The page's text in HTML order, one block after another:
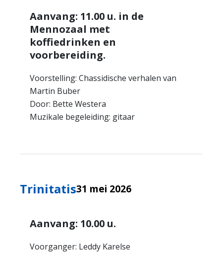
Aanvang: 11.00 u. in de
Mennozaal met
koffiedrinken en
voorbereiding.
Voorstelling: Chassidische verhalen van
Martin Buber
Door: Bette Westera
Muzikale begeleiding: gitaar
Trinitatis31 mei 2026
Aanvang: 10.00 u.
Voorganger: Leddy Karelse